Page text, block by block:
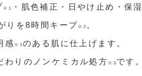
※1 ・肌色補正・日やけ止め・保
りを8時間キープ ※2 。
感 ※1 のある肌に仕上げます。
わりのノンケミカル処方 ※3 です